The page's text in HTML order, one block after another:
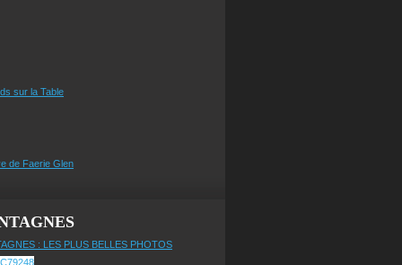
sur la Table
de Faerie Glen
: LES PLUS BELLES PHOTOS